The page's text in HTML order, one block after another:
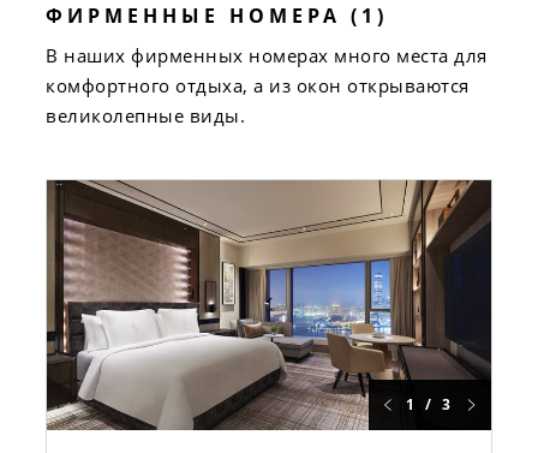
ФИРМЕННЫЕ НОМЕРА (1)
В наших фирменных номерах много места для
комфортного отдыха, а из окон открываются
великолепные виды.
1 / 3